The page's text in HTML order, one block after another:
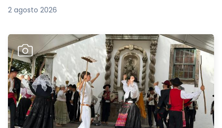
2 agosto 2026